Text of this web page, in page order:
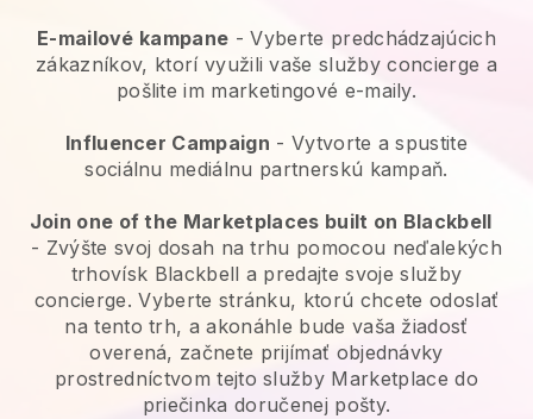
E-mailové kampane -Vyberte predchádzajúcich
zákazníkov, ktorí využili vaše služby concierge a
pošlite im marketingové e-maily.
Influencer Campaign - Vytvorte a spustite
sociálnu mediálnu partnerskú kampaň.
Join one of the Marketplaces built on Blackbell
- Zvýšte svoj dosah na trhu pomocou neďalekých
trhovísk Blackbell a predajte svoje služby
concierge. Vyberte stránku, ktorú chcete odoslať
na tento trh, a akonáhle bude vaša žiadosť
overená, začnete prijímať objednávky
prostredníctvom tejto služby Marketplace do
priečinka doručenej pošty.